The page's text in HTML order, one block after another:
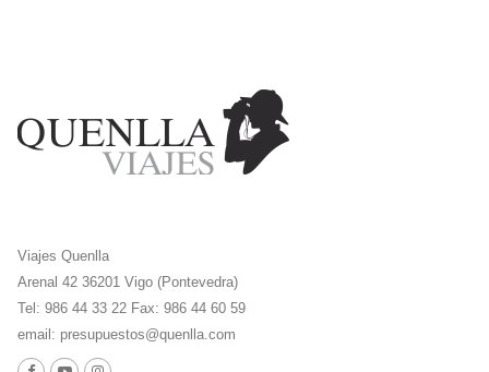
Viajes Quenlla
Arenal 42 36201 Vigo (Pontevedra)
Tel: 986 44 33 22 Fax: 986 44 60 59
email: presupuestos@quenlla.com